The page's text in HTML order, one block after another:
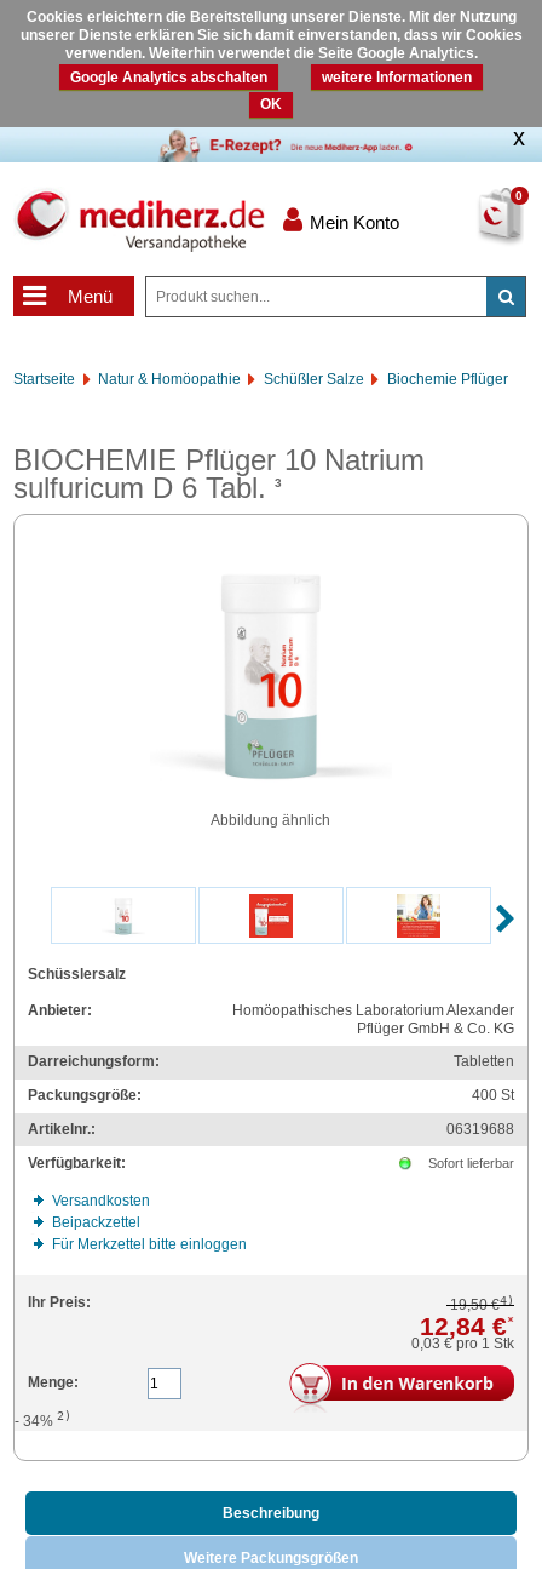
Cookies erleichtern die Bereitstellung unserer Dienste. Mit der Nutzung
unserer Dienste erklären Sie sich damit einverstanden, dass wir Cookies
verwenden. Weiterhin verwendet die Seite Google Analytics.
Google Analytics abschalten
weitere Informationen
OK
0
Mein Konto
Menü
Startseite Natur & Homöopathie Schüßler Salze Biochemie Pflüger
BIOCHEMIE Pflüger 10 Natrium
sulfuricum D 6 Tabl.3
Abbildung ähnlich
Schüsslersalz
Anbieter:
Homöopathisches Laboratorium Alexander
Pflüger GmbH & Co. KG
Darreichungsform:
Tabletten
Packungsgröße:
400St
Artikelnr.:
06319688
Verfügbarkeit:
Sofort lieferbar
Versandkosten
Beipackzettel
Für Merkzettel bitte einloggen
Ihr Preis: 19,50 €4)
12,84 €*
0,03 €pro 1 Stk
Menge:
- 34%2)
Beschreibung
Weitere Packungsgrößen